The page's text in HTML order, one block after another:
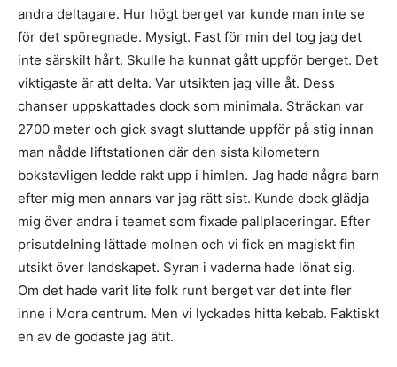
andra deltagare. Hur högt berget var kunde man inte se
för det spöregnade. Mysigt. Fast för min del tog jag det
inte särskilt hårt. Skulle ha kunnat gått uppför berget. Det
viktigaste är att delta. Var utsikten jag ville åt. Dess
chanser uppskattades dock som minimala. Sträckan var
2700 meter och gick svagt sluttande uppför på stig innan
man nådde liftstationen där den sista kilometern
bokstavligen ledde rakt upp i himlen. Jag hade några barn
efter mig men annars var jag rätt sist. Kunde dock glädja
mig över andra i teamet som fixade pallplaceringar. Efter
prisutdelning lättade molnen och vi fick en magiskt fin
utsikt över landskapet. Syran i vaderna hade lönat sig.
Om det hade varit lite folk runt berget var det inte fler
inne i Mora centrum. Men vi lyckades hitta kebab. Faktiskt
en av de godaste jag ätit.